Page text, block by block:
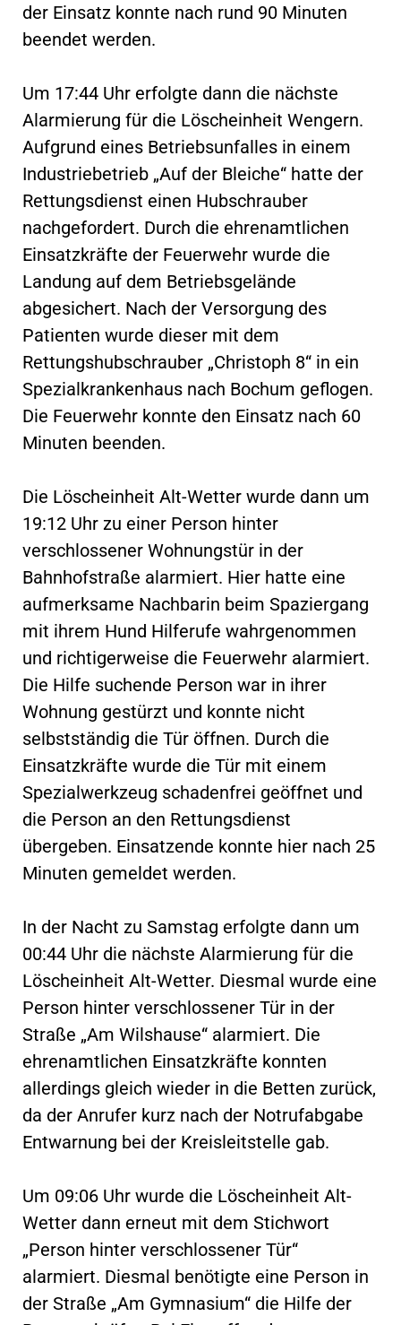
der Einsatz konnte nach rund 90 Minuten
beendet werden.
Um 17:44 Uhr erfolgte dann die nächste
Alarmierung für die Löscheinheit Wengern.
Aufgrund eines Betriebsunfalles in einem
Industriebetrieb „Auf der Bleiche“ hatte der
Rettungsdienst einen Hubschrauber
nachgefordert. Durch die ehrenamtlichen
Einsatzkräfte der Feuerwehr wurde die
Landung auf dem Betriebsgelände
abgesichert. Nach der Versorgung des
Patienten wurde dieser mit dem
Rettungshubschrauber „Christoph 8“ in ein
Spezialkrankenhaus nach Bochum geflogen.
Die Feuerwehr konnte den Einsatz nach 60
Minuten beenden.
Die Löscheinheit Alt-Wetter wurde dann um
19:12 Uhr zu einer Person hinter
verschlossener Wohnungstür in der
Bahnhofstraße alarmiert. Hier hatte eine
aufmerksame Nachbarin beim Spaziergang
mit ihrem Hund Hilferufe wahrgenommen
und richtigerweise die Feuerwehr alarmiert.
Die Hilfe suchende Person war in ihrer
Wohnung gestürzt und konnte nicht
selbstständig die Tür öffnen. Durch die
Einsatzkräfte wurde die Tür mit einem
Spezialwerkzeug schadenfrei geöffnet und
die Person an den Rettungsdienst
übergeben. Einsatzende konnte hier nach 25
Minuten gemeldet werden.
In der Nacht zu Samstag erfolgte dann um
00:44 Uhr die nächste Alarmierung für die
Löscheinheit Alt-Wetter. Diesmal wurde eine
Person hinter verschlossener Tür in der
Straße „Am Wilshause“ alarmiert. Die
ehrenamtlichen Einsatzkräfte konnten
allerdings gleich wieder in die Betten zurück,
da der Anrufer kurz nach der Notrufabgabe
Entwarnung bei der Kreisleitstelle gab.
Um 09:06 Uhr wurde die Löscheinheit Alt-
Wetter dann erneut mit dem Stichwort
„Person hinter verschlossener Tür“
alarmiert. Diesmal benötigte eine Person in
der Straße „Am Gymnasium“ die Hilfe der